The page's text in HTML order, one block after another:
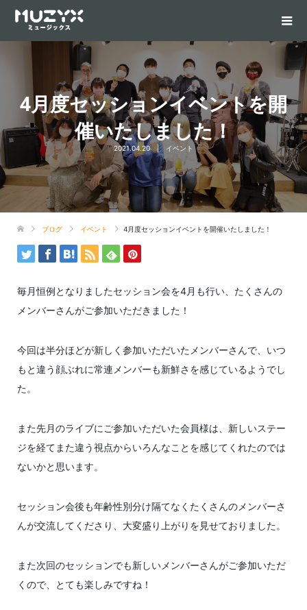
4月度セッションイベントを開
催いたしました！
2021.04.20 イベント
ブログ イベント 4月度セッションイベントを開催いたしました！
毎月恒例となりましたセッション会を4月も行い、たくさんの
メンバーさんがご参加いただきました！
今回は半分ほどが新しく参加いただいたメンバーさんで、いつ
もと違う顔ぶれに常連メンバーも新鮮さを感じているようでし
た。
また先月のライブにご参加いただいた会員様は、新しいステー
ジを経てまた違う視点からいろんなことを感じてくれたのでは
ないかと思います。
セッション会後も年齢性別分け隔てなくたくさんのメンバーさ
んが交流してくださり、大変盛り上がりを見せておりました。
また次回のセッションでも新しいメンバーさんがご参加いただ
くので、とても楽しみですね！